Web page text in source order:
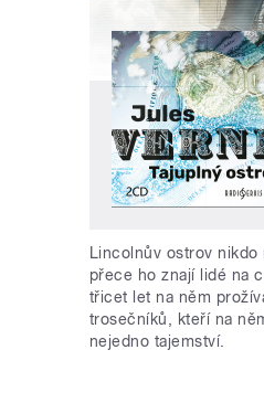
Lincolnův ostrov nikdo
přece ho znají lidé na
třicet let na něm
trosečníků, kteří na
nejedno tajemství.